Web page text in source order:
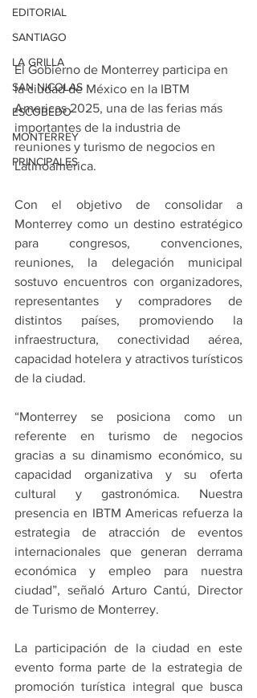
EDITORIAL
SANTIAGO
LA GRILLA
SAN NICOLAS
ESCOBEDO
MONTERREY
PRINCIPALES
El Gobierno de Monterrey participa en
la ciudad de México en la IBTM
Americas 2025, una de las ferias más
importantes de la industria de
reuniones y turismo de negocios en
Latinoamérica.
Con el objetivo de consolidar a
Monterrey como un destino estratégico
para congresos, convenciones,
reuniones, la delegación municipal
sostuvo encuentros con organizadores,
representantes y compradores de
distintos países, promoviendo la
infraestructura, conectividad aérea,
capacidad hotelera y atractivos turísticos
de la ciudad.
“Monterrey se posiciona como un
referente en turismo de negocios
gracias a su dinamismo económico, su
capacidad organizativa y su oferta
cultural y gastronómica. Nuestra
presencia en IBTM Americas refuerza la
estrategia de atracción de eventos
internacionales que generan derrama
económica y empleo para nuestra
ciudad”, señaló Arturo Cantú, Director
de Turismo de Monterrey.
La participación de la ciudad en este
evento forma parte de la estrategia de
promoción turística integral que busca